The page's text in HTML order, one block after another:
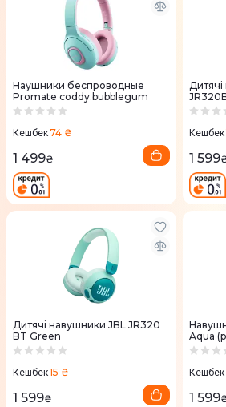
Наушники беспроводные
Promate coddy.bubblegum
Кешбек74 ₴
1 499₴
Кешбек
1 599
Дитячі навушники JBL JR320
BT Green
Кешбек15 ₴
1 599₴
Aqua
Кешбек
1 599